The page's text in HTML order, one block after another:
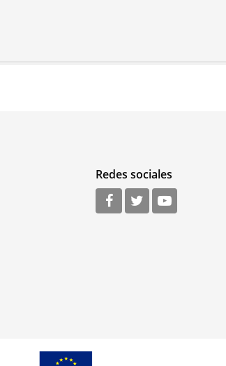
Redes sociales